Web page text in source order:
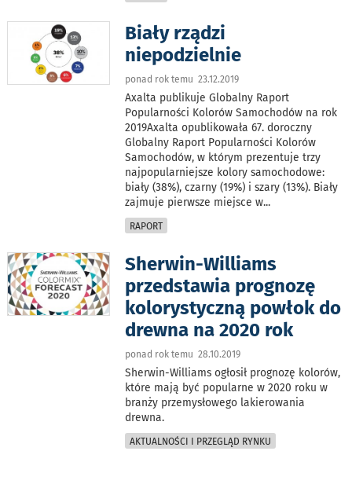
Biały rządzi
niepodzielnie
ponad rok temu 23.12.2019
Axalta publikuje Globalny Raport
Popularności Kolorów Samochodów na rok
2019Axalta opublikowała 67. doroczny
Globalny Raport Popularności Kolorów
Samochodów, w którym prezentuje trzy
najpopularniejsze kolory samochodowe:
biały (38%), czarny (19%) i szary (13%). Biały
zajmuje pierwsze miejsce w...
RAPORT
Sherwin-Williams
przedstawia prognozę
kolorystyczną powłok do
drewna na 2020 rok
ponad rok temu 28.10.2019
Sherwin-Williams ogłosił prognozę kolorów,
które mają być popularne w 2020 roku w
branży przemysłowego lakierowania
drewna.
AKTUALNOŚCI I PRZEGLĄD RYNKU